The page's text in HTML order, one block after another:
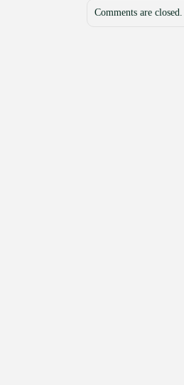
Comments are closed.